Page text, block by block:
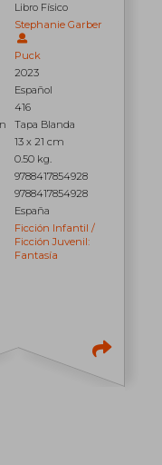
Libro Físico
Stephanie Garber
Puck
2023
Español
416
Tapa Blanda
13 x 21 cm
0.50 kg.
9788417854928
9788417854928
España
Ficción Infantil /
Ficción Juvenil:
Fantasía